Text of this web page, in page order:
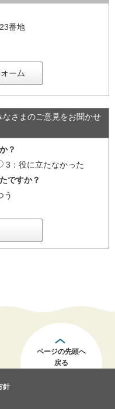
番地
さまのご意見をお聞かせ
？
3：役に立たなかった
ですか？
う
ページの先頭へ
戻る
針